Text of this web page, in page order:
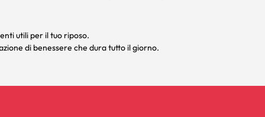
utili per il tuo riposo.
di benessere che dura tutto il giorno.